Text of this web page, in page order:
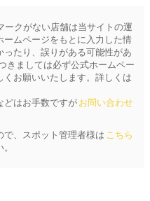
ークがない店舗は当サイトの運
ムページをもとに入力した情
たり、誤りがある可能性があ
きましては必ず公式ホームペー
お願いいたします。詳しくは
どはお手数ですが お問い合わせ
、スポット管理者様は こちら